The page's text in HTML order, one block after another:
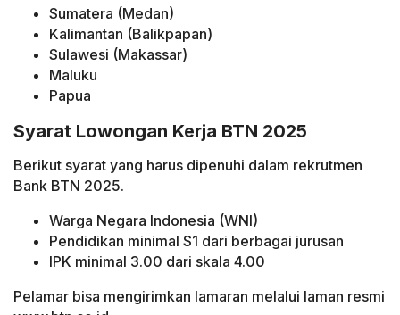
Sumatera (Medan)
Kalimantan (Balikpapan)
Sulawesi (Makassar)
Maluku
Papua
Syarat Lowongan Kerja BTN 2025
Berikut syarat yang harus dipenuhi dalam rekrutmen
Bank BTN 2025.
Warga Negara Indonesia (WNI)
Pendidikan minimal S1 dari berbagai jurusan
IPK minimal 3.00 dari skala 4.00
Pelamar bisa mengirimkan lamaran melalui laman resmi